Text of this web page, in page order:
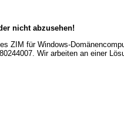
nicht abzusehen!
ZIM für Windows-
Wir arbeiten an einer